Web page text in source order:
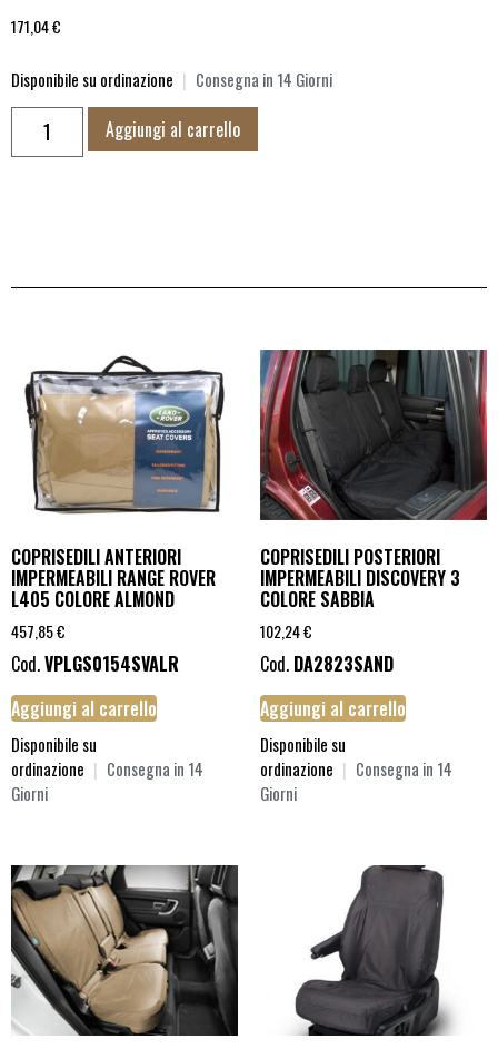
171,04€
Disponibile su ordinazione | Consegna in 14 Giorni
Aggiungi al carrello
COPRISEDILI ANTERIORI
IMPERMEABILI RANGE ROVER
L405 COLORE ALMOND
457,85€
Cod.VPLGS0154SVALR
Aggiungi al carrello
Disponibile su
ordinazione | Consegna in 14
Giorni
COPRISEDILI POSTERIORI
IMPERMEABILI DISCOVERY 3
COLORE SABBIA
102,24€
Cod. DA2823SAND
Aggiungi al carrello
Disponibile su
ordinazione | Consegna in 14
Giorni